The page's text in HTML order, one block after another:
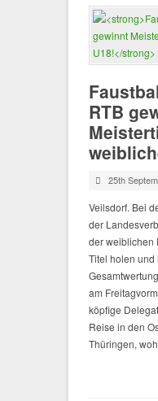
RTB
25th
Veilsdorf. Bei
der
der weiblichen
Titel holen
am
köpfige
Reise in den
Thüringen,